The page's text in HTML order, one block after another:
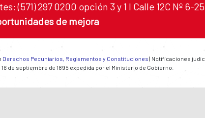
(571) 297 0200 opción 3 y 1 I Calle 12C Nº 6-
de mejora
Derechos Pecuniarios, Reglamentos y Constituciones | Notificaciones
de septiembre de 1895 expedida por el Ministerio de Gobierno.